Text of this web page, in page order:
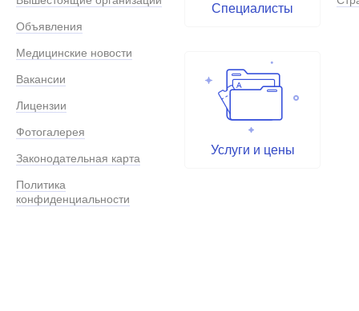
Объявления
Медицинские новости
Вакансии
Лицензии
Фотогалерея
Законодательная карта
Политика
конфиденциальности
Специалисты
Услуги и цены